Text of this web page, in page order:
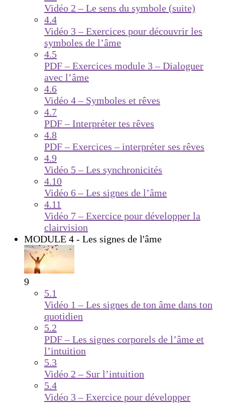
Vidéo 2 – Le sens du symbole (suite)
4.4
Vidéo 3 – Exercices pour découvrir les
symboles de l’âme
4.5
PDF – Exercices module 3 – Dialoguer
avec l’âme
4.6
Vidéo 4 – Symboles et rêves
4.7
PDF – Interpréter tes rêves
4.8
PDF – Exercices – interpréter ses rêves
4.9
Vidéo 5 – Les synchronicités
4.10
Vidéo 6 – Les signes de l’âme
4.11
Vidéo 7 – Exercice pour développer la
clairvision
MODULE 4 - Les signes de l'âme
9
5.1
Vidéo 1 – Les signes de ton âme dans ton
quotidien
5.2
PDF – Les signes corporels de l’âme et
l’intuition
5.3
Vidéo 2 – Sur l’intuition
5.4
Vidéo 3 – Exercice pour développer